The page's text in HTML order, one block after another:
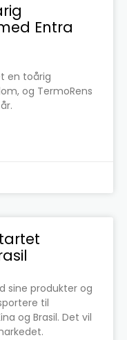
Entra
en toårig
og TermoRens
sine produkter og
til
og Brasil. Det vil